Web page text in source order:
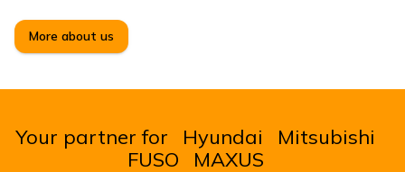
More about us
Your partner for Hyundai
Mitsubishi
FUSO
MAXUS